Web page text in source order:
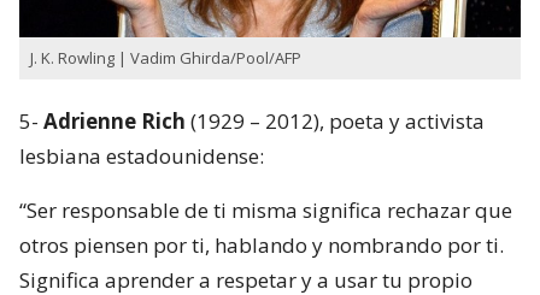
J. K. Rowling | Vadim Ghirda/Pool/AFP
5- Adrienne Rich (1929 – 2012), poeta y activista
lesbiana estadounidense:
“Ser responsable de ti misma significa rechazar que
otros piensen por ti, hablando y nombrando por ti.
Significa aprender a respetar y a usar tu propio